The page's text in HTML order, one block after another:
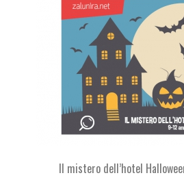
Il mistero dell’hotel